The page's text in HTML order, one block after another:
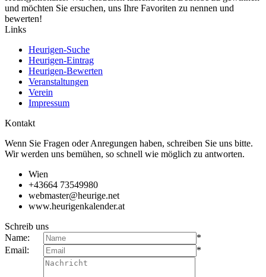
und möchten Sie ersuchen, uns Ihre Favoriten zu nennen und
bewerten!
Links
Heurigen-Suche
Heurigen-Eintrag
Heurigen-Bewerten
Veranstaltungen
Verein
Impressum
Kontakt
Wenn Sie Fragen oder Anregungen haben, schreiben Sie uns bitte.
Wir werden uns bemühen, so schnell wie möglich zu antworten.
Wien
+43664 73549980
webmaster@heurige.net
www.heurigenkalender.at
Schreib uns
Name:
*
Email:
*